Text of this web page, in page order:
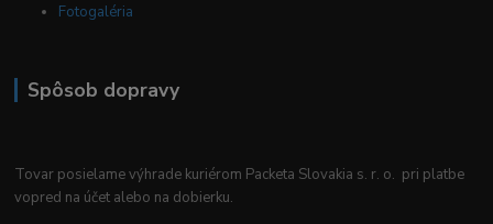
Fotogaléria
Spôsob dopravy
Tovar posielame výhrade kuriérom Packeta Slovakia s. r. o. pri platbe
vopred na účet alebo na dobierku.